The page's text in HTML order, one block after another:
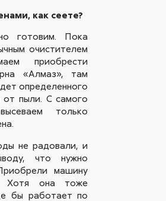
как сеете?
готовим. Пока
очистителем
приобрести
«Алмаз», там
определенного
пыли. С самого
только
не радовали, и
что нужно
машину
Хотя она тоже
бы работает по